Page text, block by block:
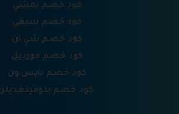
كود خصم نمشي
كود خصم سيفي
كود خصم شي ان
كود خصم فورديل
كود خصم نايس ون
كود خصم بلومينغديلز